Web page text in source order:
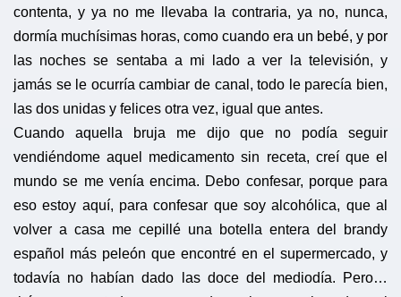
contenta, y ya no me llevaba la contraria, ya no, nunca,
dormía muchísimas horas, como cuando era un bebé, y por
las noches se sentaba a mi lado a ver la televisión, y
jamás se le ocurría cambiar de canal, todo le parecía bien,
las dos unidas y felices otra vez, igual que antes.
Cuando aquella bruja me dijo que no podía seguir
vendiéndome aquel medicamento sin receta, creí que el
mundo se me venía encima. Debo confesar, porque para
eso estoy aquí, para confesar que soy alcohólica, que al
volver a casa me cepillé una botella entera del brandy
español más peleón que encontré en el supermercado, y
todavía no habían dado las doce del mediodía. Pero…